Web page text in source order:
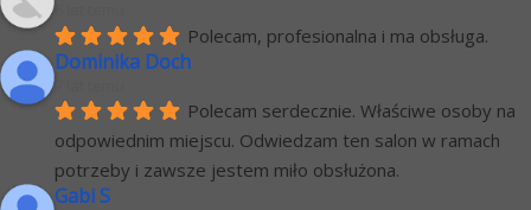
Polecam, profesionalna i ma obsługa.
Dominika Doch
Polecam serdecznie. Właściwe osoby na
odpowiednim miejscu. Odwiedzam ten salon w ramach
potrzeby i zawsze jestem miło obsłużona.
Gabi S